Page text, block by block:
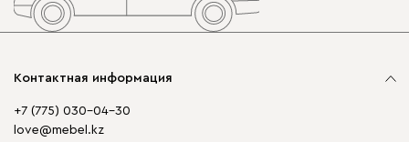
Контактная информация
+7 (775) 030-04-30
love@mebel.kz